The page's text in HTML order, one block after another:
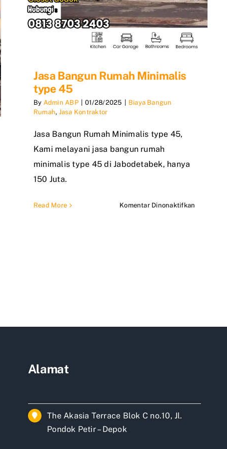
Jasa Bangun Rumah Minimalis
type 45
By Admin ABP 01/28/2025
Biaya Bangun
Rumah, Jasa Kontraktor
Jasa Bangun Rumah Minimalis type 45,
Kami melayani jasa bangun rumah
minimalis type 45 di Jabodetabek, hanya
150 Juta.
Read More Komentar Dinonaktifkan
Alamat
The Akasia Terrace Blok C no.10, Jl.
Pondok Petir – Depok